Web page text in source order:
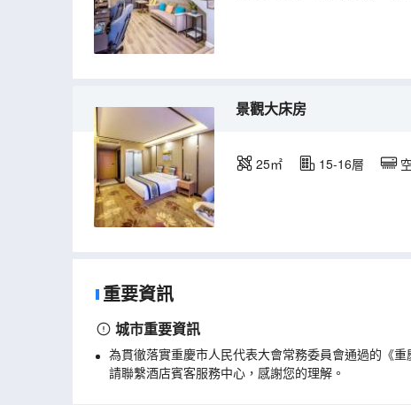
景觀大床房
25㎡ 15-16層
重要資訊
城市重要資訊
為貫徹落實重慶市人民代表大會常務委員會通過的《
請聯繫酒店賓客服務中心，感謝您的理解。